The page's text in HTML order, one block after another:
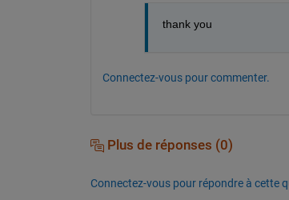
thank you
Connectez-vous pour commenter.
Plus de réponses (0)
Connectez-vous pour répondre à cette